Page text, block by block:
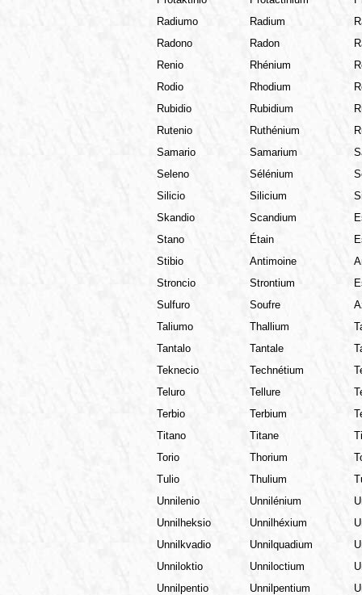
Radiumo
Radium
Radono
Radon
Renio
Rhénium
Rodio
Rhodium
Rubidio
Rubidium
Rutenio
Ruthénium
Samario
Samarium
Seleno
Sélénium
Silicio
Silicium
Skandio
Scandium
Stano
Étain
Stibio
Antimoine
Stroncio
Strontium
Sulfuro
Soufre
Taliumo
Thallium
Tantalo
Tantale
Teknecio
Technétium
Teluro
Tellure
Terbio
Terbium
Titano
Titane
Torio
Thorium
Tulio
Thulium
Unnilenio
Unnilénium
Unnilheksio
Unnilhéxium
Unnilkvadio
Unnilquadium
Unniloktio
Unniloctium
Unnilpentio
Unnilpentium